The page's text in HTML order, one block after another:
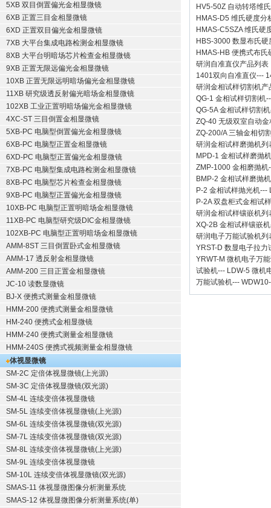
5XB 双目倒置偏光金相显微镜
6XB 正置三目金相显微镜
6XD 正置双目偏光金相显微镜
7XB 大平台集成电路检测金相显微镜
8XB 大平台明暗场芯片检查金相显微镜
9XB 正置无限远偏光金相显微镜
10XB 正置无限远明暗场偏光金相显微镜
11XB 研究级透反射偏光暗场金相显微镜
102XB 工业正置明暗场偏光金相显微镜
4XC-ST 三目倒置金相显微镜
5XB-PC 电脑型倒置偏光金相显微镜
6XB-PC 电脑型正置金相显微镜
6XD-PC 电脑型正置偏光金相显微镜
7XB-PC 电脑型集成电路检测金相显微镜
8XB-PC 电脑型芯片检查金相显微镜
9XB-PC 电脑型正置偏光金相显微镜
10XB-PC 电脑型正置明暗场金相显微镜
11XB-PC 电脑型研究级DIC金相显微镜
102XB-PC 电脑型正置明暗场金相显微镜
AMM-8ST 三目倒置卧式金相显微镜
AMM-17 透反射金相显微镜
AMM-200 三目正置金相显微镜
JC-10 读数显微镜
BJ-X 便携式测量金相显微镜
HMM-200 便携式测量金相显微镜
HM-240 便携式金相显微镜
HMM-240 便携式测量金相显微镜
HMM-240S 便携式视频测量金相显微镜
体视显微镜
SM-2C 定倍体视显微镜(上光源)
SM-3C 定倍体视显微镜(双光源)
SM-4L 连续变倍体视显微镜
SM-5L 连续变倍体视显微镜(上光源)
SM-6L 连续变倍体视显微镜(双光源)
SM-7L 连续变倍体视显微镜(双光源)
SM-8L 连续变倍体视显微镜(上光源)
SM-9L 连续变倍体视显微镜
SM-10L 连续变倍体视显微镜(双光源)
SMAS-11 体视显微图像分析测量系统
SMAS-12 体视显微图像分析测量系统(单)
HV5-50Z 自动转塔维
HMAS-D5 维氏硬度分
HMAS-C5SZA 维氏硬
HBS-3000 数显布氏硬
HMAS-HB 便携式布氏
研润自准直仪产品列表
1401双向自准直仪---
研润金相试样切割机产
QG-1 金相试样切割机
QG-5A 金相试样切割机
ZQ-40 无级双室自动金
ZQ-200/A 三轴金相切
研润金相试样磨抛机列
MPD-1 金相试样磨抛机
ZMP-1000 金相磨抛机
BMP-2 金相试样磨抛机
P-2 金相试样抛光机---
P-2A 双盘柜式金相试
研润金相试样镶嵌机列
XQ-2B 金相试样镶嵌机
研润电子万能试验机列
YRST-D 数显电子拉力
YRWT-M 微机电子万
试验机--- LDW-5 微机
万能试验机---